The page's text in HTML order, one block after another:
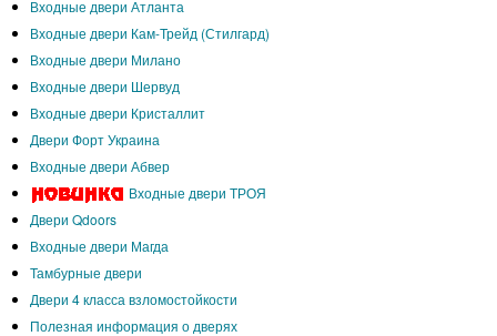
Входные двери Атланта
Входные двери Кам-Трейд (Стилгард)
Входные двери Милано
Входные двери Шервуд
Входные двери Кристаллит
Двери Форт Украина
Входные двери Абвер
Входные двери ТРОЯ
Двери Qdoors
Входные двери Магда
Тамбурные двери
Двери 4 класса взломостойкости
Полезная информация о дверях